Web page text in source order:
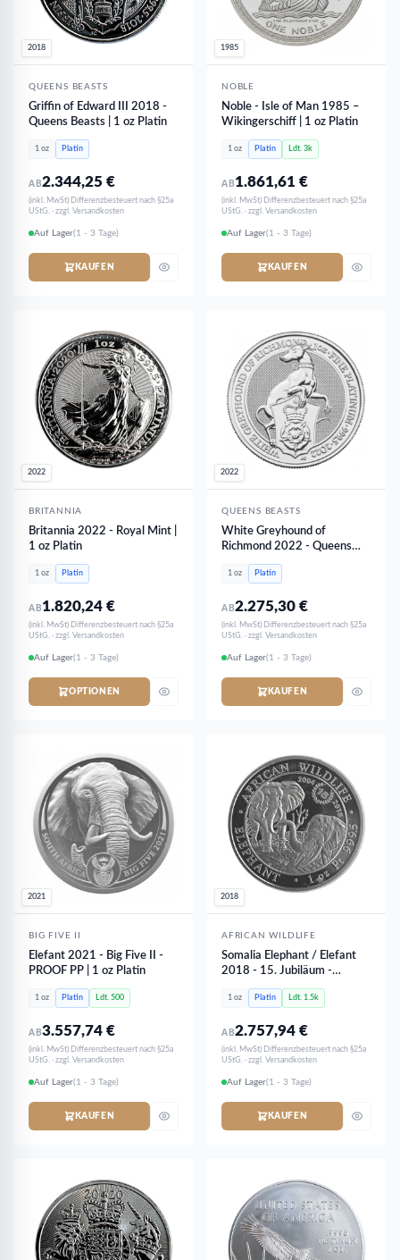
2018
QUEENS BEASTS
Griffin of Edward III 2018 -
Queens Beasts | 1 oz Platin
1 oz Platin
AB2.344,25€
(inkl. MwSt) Differenzbesteuert nach §25a
UStG. · zzgl. Versandkosten
Auf Lager(1 - 3 Tage)
KAUFEN
1985
NOBLE
Noble - Isle of Man 1985 –
Wikingerschiff | 1 oz Platin
1 oz Platin Ldt. 3k
AB 1.861,61€
(inkl. MwSt) Differenzbesteuert nach §25a
UStG. · zzgl. Versandkosten
Auf Lager(1 - 3 Tage)
KAUFEN
2022
BRITANNIA
Britannia 2022 - Royal Mint |
1 oz Platin
1 oz Platin
AB 1.820,24€
(inkl. MwSt) Differenzbesteuert nach §25a
UStG. · zzgl. Versandkosten
Auf Lager(1 - 3 Tage)
OPTIONEN
2022
QUEENS BEASTS
White Greyhound of
Richmond 2022 - Queens
Beasts | 1 oz Platin
1 oz Platin
AB2.275,30€
(inkl. MwSt) Differenzbesteuert nach §25a
UStG. · zzgl. Versandkosten
Auf Lager(1 - 3 Tage)
KAUFEN
2021
BIG FIVE II
Elefant 2021 - Big Five II -
PROOF PP | 1 oz Platin
1 oz Platin Ldt. 500
AB3.557,74€
(inkl. MwSt) Differenzbesteuert nach §25a
UStG. · zzgl. Versandkosten
Auf Lager(1 - 3 Tage)
KAUFEN
2018
AFRICAN WILDLIFE
Somalia Elephant / Elefant
2018 - 15. Jubiläum -
African Wildlife | 1 oz Platin
1 oz Platin Ldt. 1.5k
AB2.757,94€
(inkl. MwSt) Differenzbesteuert nach §25a
UStG. · zzgl. Versandkosten
Auf Lager(1 - 3 Tage)
KAUFEN